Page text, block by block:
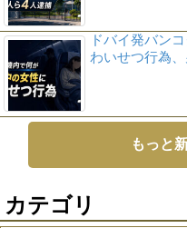
ドバイ発バン
わいせつ行為
もっと
カテゴリ